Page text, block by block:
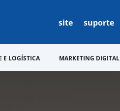
site suporte
E LOGÍSTICA MARKETING DIGITAL